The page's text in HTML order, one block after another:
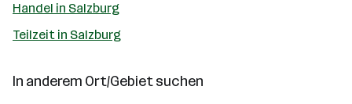
Handel in Salzburg
Teilzeit in Salzburg
In anderem Ort/Gebiet suchen